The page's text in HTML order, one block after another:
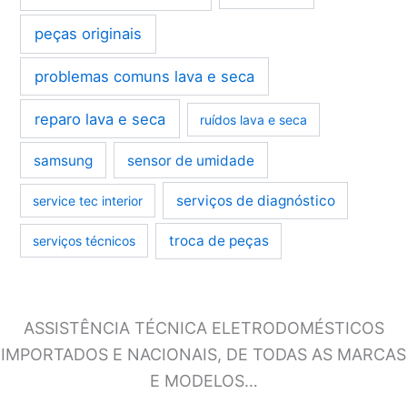
peças originais
problemas comuns lava e seca
reparo lava e seca ruídos lava e seca
samsung sensor de umidade
service tec interior serviços de diagnóstico
serviços técnicos troca de peças
ASSISTÊNCIA TÉCNICA ELETRODOMÉSTICOS
IMPORTADOS E NACIONAIS, DE TODAS AS MARCAS
E MODELOS…